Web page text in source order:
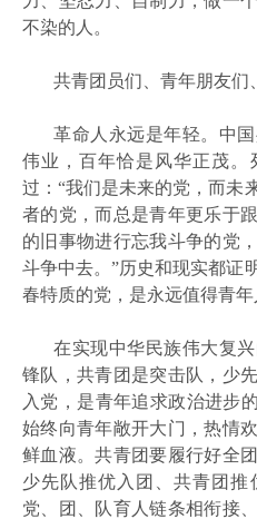
不染的人。
共青团员们、青年朋友们
革命人永远是年轻。中
伟业，百年恰是风华正茂
过：“我们是未来的党，而未
者的党，而总是青年更乐于
的旧事物进行忘我斗争的党
斗争中去。”历史和现实都证
春特质的党，是永远值得青年
在实现中华民族伟大复
锋队，共青团是突击队，少
入党，是青年追求政治进步
始终向青年敞开大门，热情
鲜血液。共青团要履行好全
少先队推优入团、共青团
党、团、队育人链条相衔接